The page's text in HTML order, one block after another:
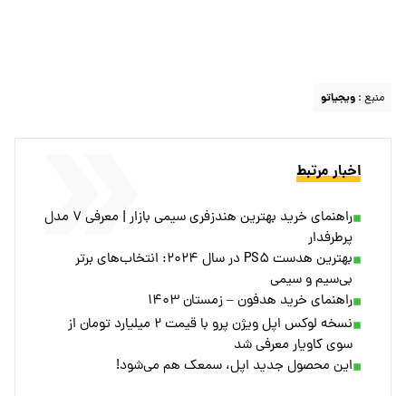
منبع : ویجیاتو
اخبار مرتبط
راهنمای خرید بهترین هندزفری سیمی بازار | معرفی ۷ مدل
پرطرفدار
بهترین هدست PS۵ در سال ۲۰۲۴: انتخاب‌های برتر
بی‌سیم و سیمی
راهنمای خرید هدفون – زمستان ۱۴۰۳
نسخه لوکس اپل ویژن پرو با قیمت ۲ میلیارد تومان از
سوی کاویار معرفی شد
این محصول جدید اپل، سمعک هم می‌شود!